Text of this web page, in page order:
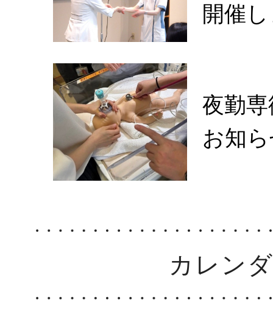
開催
夜勤
お知
カレン